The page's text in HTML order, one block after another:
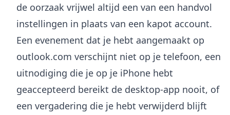
de oorzaak vrijwel altijd een van een handvol
instellingen in plaats van een kapot account.
Een evenement dat je hebt aangemaakt op
outlook.com verschijnt niet op je telefoon, een
uitnodiging die je op je iPhone hebt
geaccepteerd bereikt de desktop-app nooit, of
een vergadering die je hebt verwijderd blijft